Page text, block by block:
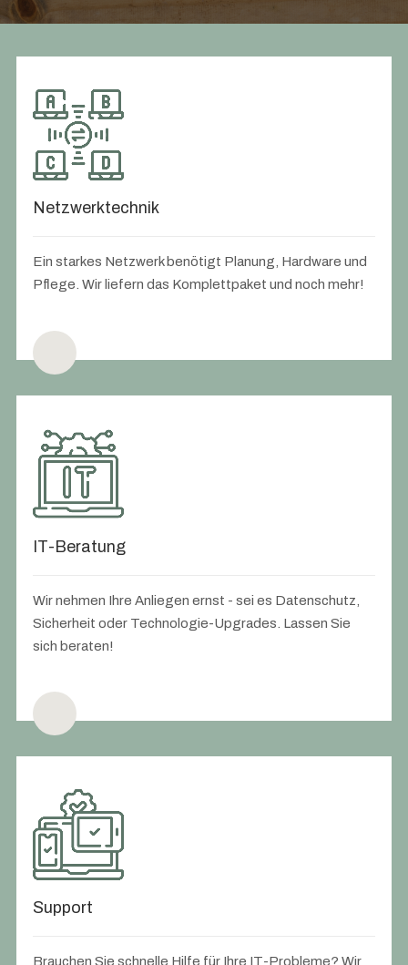
Netzwerktechnik
Ein starkes Netzwerk benötigt Planung, Hardware und
Pflege. Wir liefern das Komplettpaket und noch mehr!
IT-Beratung
Wir nehmen Ihre Anliegen ernst - sei es Datenschutz,
Sicherheit oder Technologie-Upgrades. Lassen Sie
sich beraten!
Support
Brauchen Sie schnelle Hilfe für Ihre IT-Probleme? Wir